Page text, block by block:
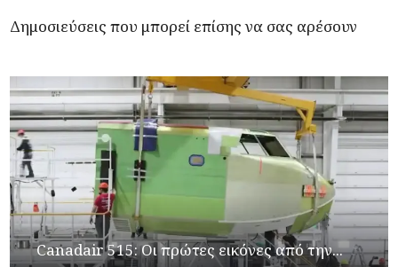
Δημοσιεύσεις που μπορεί επίσης να σας αρέσουν
Canadair 515: Οι πρώτες εικόνες από την...